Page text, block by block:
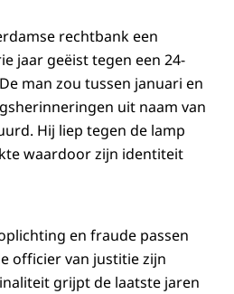
rechtbank een
jaar geëist tegen een 24-
man zou tussen januari en
uit naam van
Hij liep tegen de lamp
waardoor zijn identiteit
en fraude passen
officier van justitie zijn
grijpt de laatste jaren